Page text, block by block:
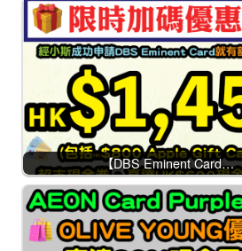
【DBS Eminent Card…